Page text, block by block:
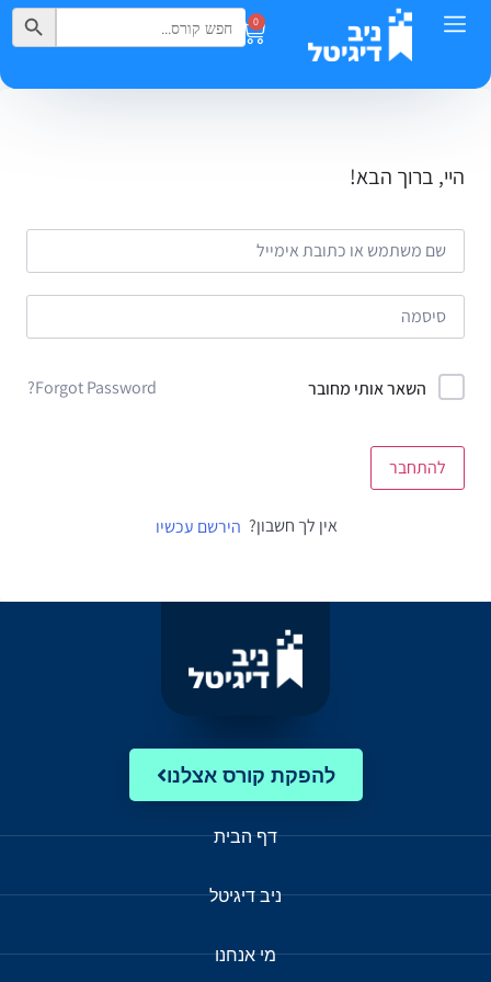
0
Search
for:
Search Button
היי, ברוך הבא!
השאר אותי מחובר Forgot Password?
להתחבר
אין לך חשבון? הירשם עכשיו
להפקת קורס אצלנו
דף הבית
ניב דיגיטל
מי אנחנו